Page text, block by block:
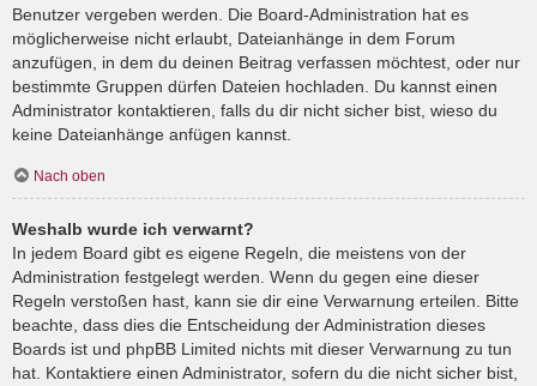
Benutzer vergeben werden. Die Board-Administration hat es
möglicherweise nicht erlaubt, Dateianhänge in dem Forum
anzufügen, in dem du deinen Beitrag verfassen möchtest, oder nur
bestimmte Gruppen dürfen Dateien hochladen. Du kannst einen
Administrator kontaktieren, falls du dir nicht sicher bist, wieso du
keine Dateianhänge anfügen kannst.
Nach oben
Weshalb wurde ich verwarnt?
In jedem Board gibt es eigene Regeln, die meistens von der
Administration festgelegt werden. Wenn du gegen eine dieser
Regeln verstoßen hast, kann sie dir eine Verwarnung erteilen. Bitte
beachte, dass dies die Entscheidung der Administration dieses
Boards ist und phpBB Limited nichts mit dieser Verwarnung zu tun
hat. Kontaktiere einen Administrator, sofern du die nicht sicher bist,